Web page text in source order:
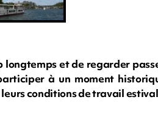
et de regarder
à un moment
conditions de travail